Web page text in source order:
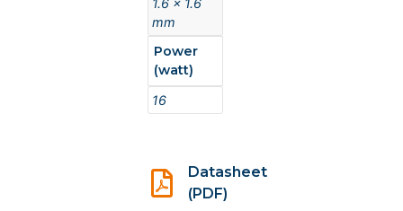
1.6 x 1.6
mm
Power
(watt)
16
Datasheet
(PDF)